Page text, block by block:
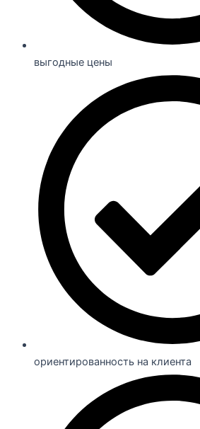
выгодные цены
ориентированность на клиента